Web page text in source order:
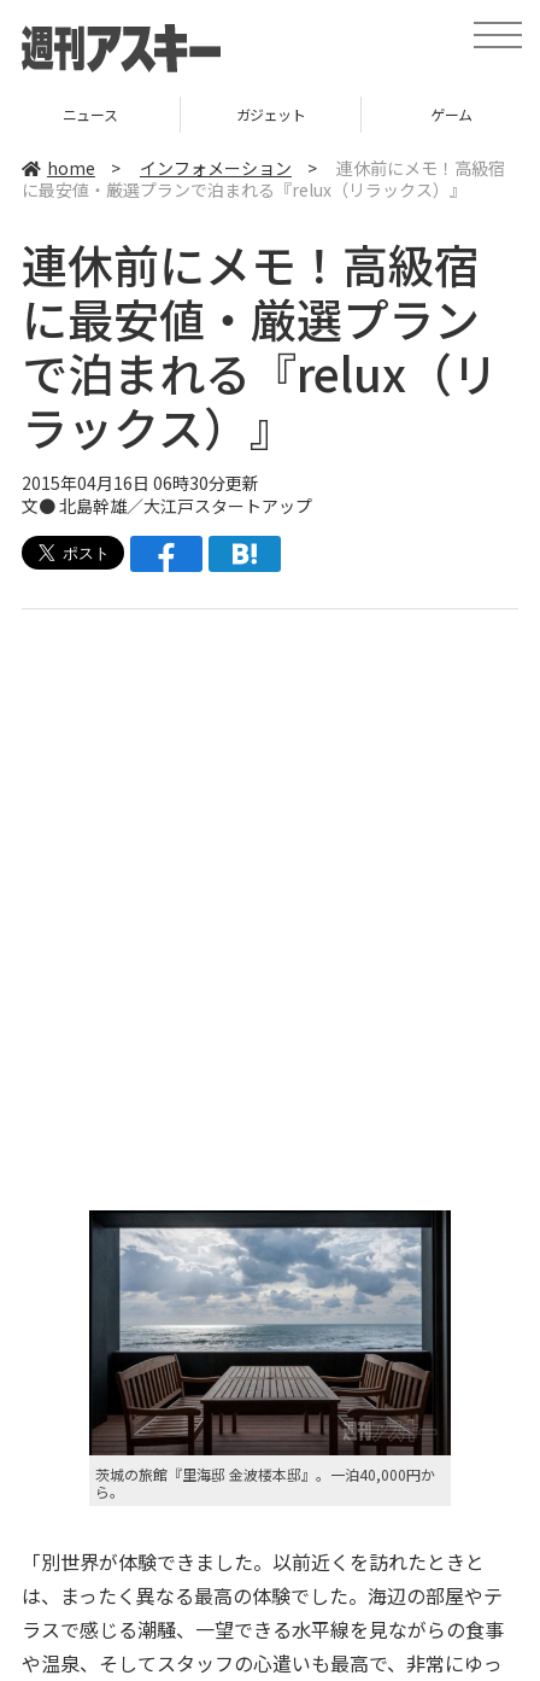
t
o
a
v
ニュース ガジェット ゲーム
home > インフォメーション >
連休前にメモ！高級宿
に最安値・厳選プランで泊まれる『relux（リラックス）』
連休前にメモ！高級宿
に最安値・厳選プラン
で泊まれる『relux（リ
ラックス）』
2015年04月16日 06時30分更新
文● 北島幹雄／大江戸スタートアップ
茨城の旅館『里海邸 金波楼本邸』。一泊40,000円か
ら。
「別世界が体験できました。以前近くを訪れたときと
は、まったく異なる最高の体験でした。海辺の部屋やテ
ラスで感じる潮騒、一望できる水平線を見ながらの食事
や温泉、そしてスタッフの心遣いも最高で、非常にゆっ